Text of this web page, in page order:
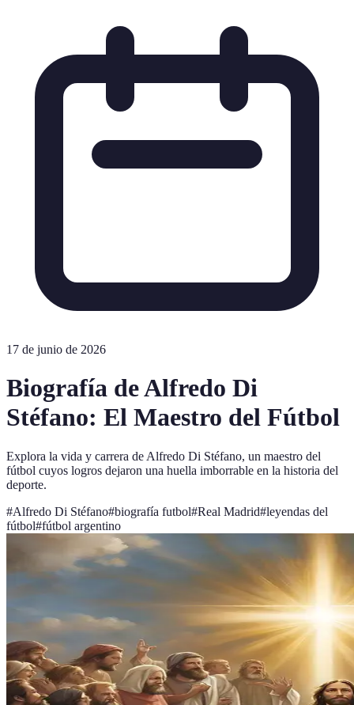
17 de junio de 2026
Biografía de Alfredo Di
Stéfano: El Maestro del Fútbol
Explora la vida y carrera de Alfredo Di Stéfano, un maestro del
fútbol cuyos logros dejaron una huella imborrable en la historia del
deporte.
#Alfredo Di Stéfano#biografía futbol#Real Madrid#leyendas del
fútbol#fútbol argentino